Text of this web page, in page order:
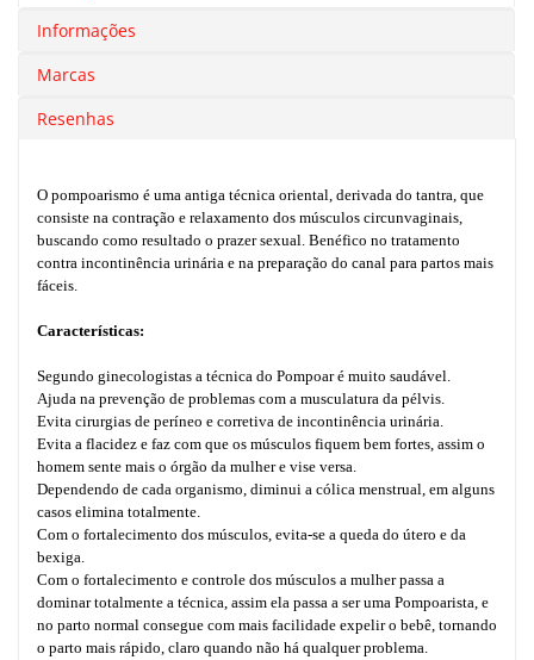
Informações
Marcas
Resenhas
O pompoarismo é uma antiga técnica oriental, derivada do tantra, que
consiste na contração e relaxamento dos músculos circunvaginais,
buscando como resultado o prazer sexual. Benéfico no tratamento
contra incontinência urinária e na preparação do canal para partos mais
fáceis.
Características:
Segundo ginecologistas a técnica do Pompoar é muito saudável.
Ajuda na prevenção de problemas com a musculatura da pélvis.
Evita cirurgias de períneo e corretiva de incontinência urinária.
Evita a flacidez e faz com que os músculos fiquem bem fortes, assim o
homem sente mais o órgão da mulher e vise versa.
Dependendo de cada organismo, diminui a cólica menstrual, em alguns
casos elimina totalmente.
Com o fortalecimento dos músculos, evita-se a queda do útero e da
bexiga.
Com o fortalecimento e controle dos músculos a mulher passa a
dominar totalmente a técnica, assim ela passa a ser uma Pompoarista, e
no parto normal consegue com mais facilidade expelir o bebê, tornando
o parto mais rápido, claro quando não há qualquer problema.